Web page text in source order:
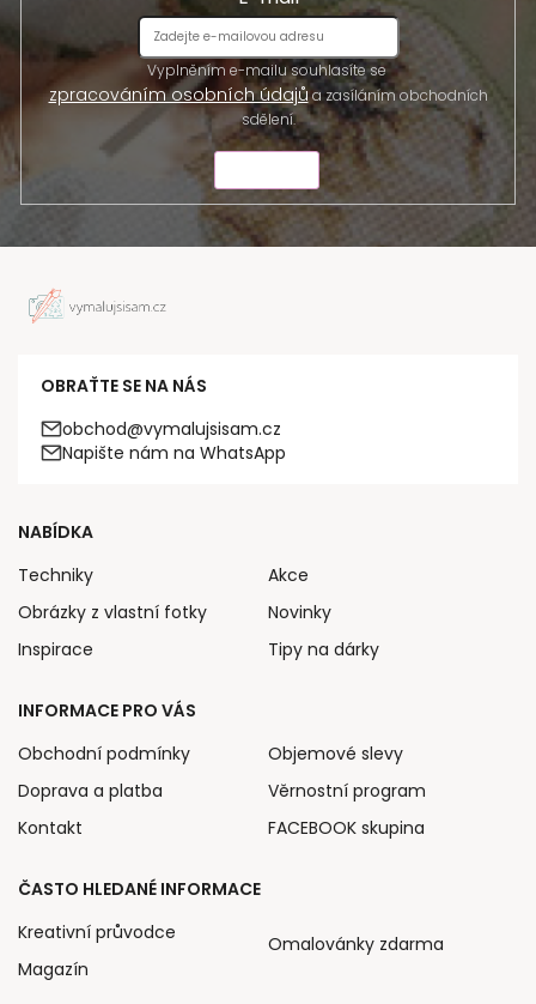
Vyplněním e-mailu souhlasíte se
zpracováním osobních údajůa zasíláním obchodních
sdělení.
OBRAŤTE SE NA NÁS
obchod@vymalujsisam.cz
Napište nám na WhatsApp
NABÍDKA
Techniky
Obrázky z vlastní fotky
Inspirace
Akce
Novinky
Tipy na dárky
INFORMACE PRO VÁS
Obchodní podmínky
Doprava a platba
Kontakt
Objemové slevy
Věrnostní program
FACEBOOK skupina
ČASTO HLEDANÉ INFORMACE
Kreativní průvodce
Magazín
Omalovánky zdarma